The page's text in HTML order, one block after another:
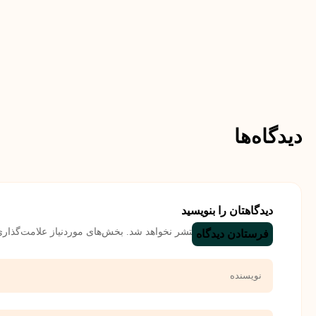
دیدگاه‌ها
دیدگاهتان را بنویسید
نشانی ایمیل شما منتشر نخواهد شد. بخش‌های موردنیاز